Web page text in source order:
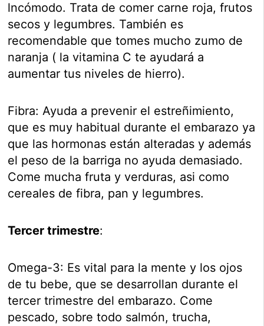
lncómodo. Trata de comer carne roja, frutos
secos y legumbres. También es
recomendable que tomes mucho zumo de
naranja ( la vitamina C te ayudará a
aumentar tus niveles de hierro).
Fibra: Ayuda a prevenir el estreñimiento,
que es muy habitual durante el embarazo ya
que las hormonas están alteradas y además
el peso de la barriga no ayuda demasiado.
Come mucha fruta y verduras, asi como
cereales de fibra, pan y legumbres.
Tercer trimestre:
Omega-3: Es vital para la mente y los ojos
de tu bebe, que se desarrollan durante el
tercer trimestre del embarazo. Come
pescado, sobre todo salmón, trucha,